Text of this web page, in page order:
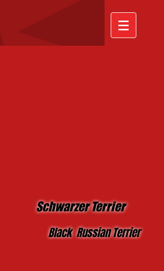
Schwarzer Terrier
Black Russian Terrier